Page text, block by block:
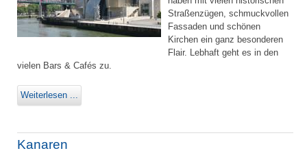
Straßenzügen, schmuckvollen
Fassaden und schönen
Kirchen ein ganz besonderen
Flair. Lebhaft geht es in den
vielen Bars & Cafés zu.
Weiterlesen ...
Kanaren